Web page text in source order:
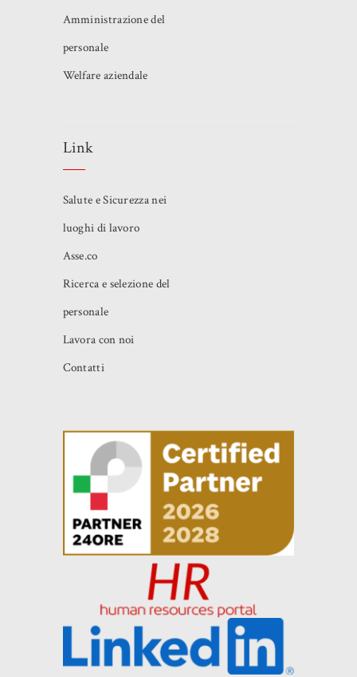
Amministrazione del
personale
Welfare aziendale
Link
Salute e Sicurezza nei
luoghi di lavoro
Asse.co
Ricerca e selezione del
personale
Lavora con noi
Contatti